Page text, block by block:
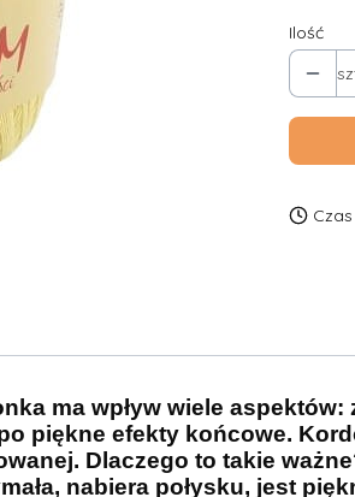
Ilość
Czas
ma wpływ wiele
piękne efekty końcowe.
Dlaczego to takie
nabiera połysku, jest